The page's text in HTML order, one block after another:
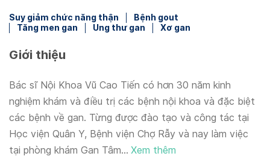
Suy giảm chức năng thận
Bệnh gout
Tăng men gan
Ung thư gan Xơ gan
Giới thiệu
Bác sĩ Nội Khoa Vũ Cao Tiến có hơn 30 năm kinh
nghiệm khám và điều trị các bệnh nội khoa và đặc biệt
các bệnh về gan. Từng được đào tạo và công tác tại
Học viện Quân Y, Bệnh viện Chợ Rẫy và nay làm việc
tại phòng khám Gan Tâm... Xem thêm